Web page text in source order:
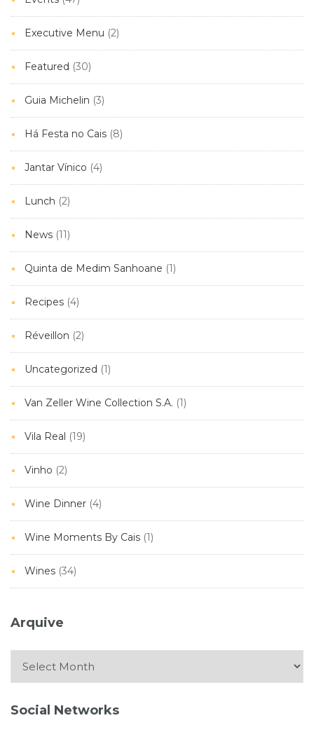
Executive Menu (2)
Featured (30)
Guia Michelin (3)
Há Festa no Cais (8)
Jantar Vínico (4)
Lunch (2)
News (11)
Quinta de Medim Sanhoane (1)
Recipes (4)
Réveillon (2)
Uncategorized (1)
Van Zeller Wine Collection S.A. (1)
Vila Real (19)
Vinho (2)
Wine Dinner (4)
Wine Moments By Cais (1)
Wines (34)
Arquive
Social Networks